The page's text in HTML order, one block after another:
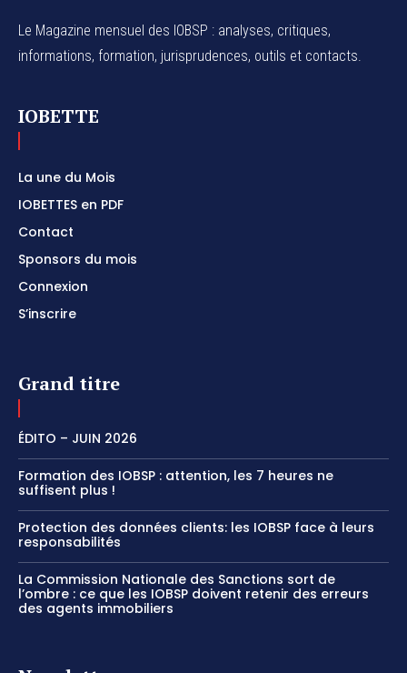
Le Magazine mensuel des IOBSP : analyses, critiques,
informations, formation, jurisprudences, outils et contacts.
IOBETTE
La une du Mois
IOBETTES en PDF
Contact
Sponsors du mois
Connexion
S’inscrire
Grand titre
ÉDITO – JUIN 2026
Formation des IOBSP : attention, les 7 heures ne
suffisent plus !
Protection des données clients: les IOBSP face à leurs
responsabilités
La Commission Nationale des Sanctions sort de
l’ombre : ce que les IOBSP doivent retenir des erreurs
des agents immobiliers